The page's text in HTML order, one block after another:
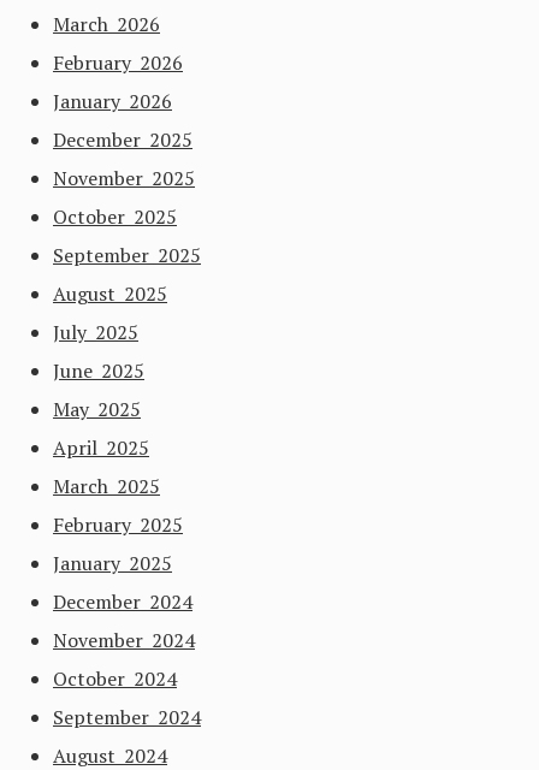
March 2026
February 2026
January 2026
December 2025
November 2025
October 2025
September 2025
August 2025
July 2025
June 2025
May 2025
April 2025
March 2025
February 2025
January 2025
December 2024
November 2024
October 2024
September 2024
August 2024